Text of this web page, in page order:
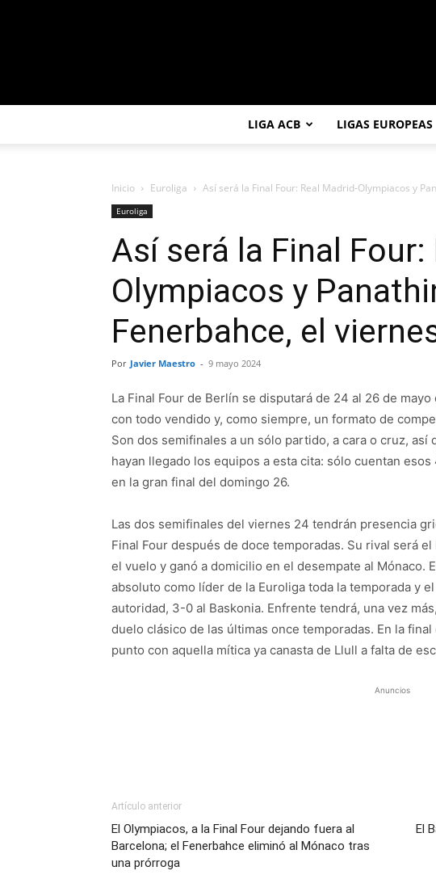
LIGA ACB LIGAS EUROPEAS
Inicio Euroliga Así será la Final Four: Real Madrid-Olympiacos y
Euroliga
Así será la Final Four:
Olympiacos y
Fenerbahce, el
Por Javier Maestro - 9 mayo 2024
La Final Four de Berlín se disputará de 24 al 26 de
con todo vendido y, como siempre, un formato de
Son dos semifinales a un sólo partido, a cara o cruz,
hayan llegado los equipos a esta cita: sólo cuentan
en la gran final del domingo 26.
Las dos semifinales del viernes 24 tendrán presencia
Final Four después de doce temporadas. Su rival será
el vuelo y ganó a domicilio en el desempate al Mónaco.
absoluto como líder de la Euroliga toda la temporada y
autoridad, 3-0 al Baskonia. Enfrente tendrá, una vez
duelo clásico de las últimas once temporadas. En la
punto con aquella mítica ya canasta de Llull a falta de
Anuncios
Artículo anterior
El Olympiacos, a la Final Four dejando fuera al
Barcelona; el Fenerbahce eliminó al Mónaco tras
una prórroga
El